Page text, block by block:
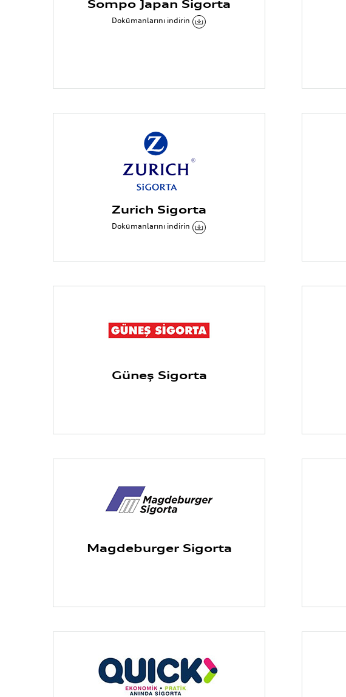
Sompo Japan Sigorta
Dokümanlarını indirin
Zurich Sigorta
Dokümanlarını indirin
Güneş Sigorta
Magdeburger Sigorta